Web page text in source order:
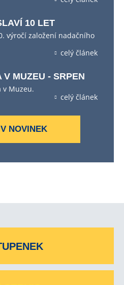
10 LET
výročí založení nadačního
celý článek
MUZEU - SRPEN
v Muzeu.
celý článek
NOVINEK